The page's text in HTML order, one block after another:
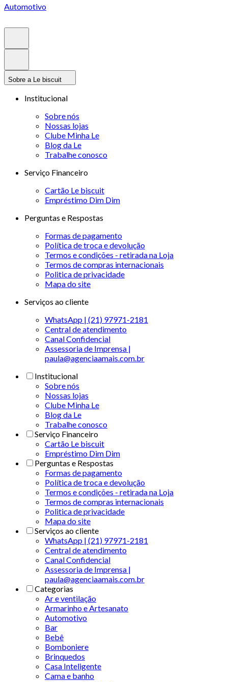
Automotivo
Sobre a Le biscuit
Institucional
Sobre nós
Nossas lojas
Clube Minha Le
Blog da Le
Trabalhe conosco
Serviço Financeiro
Cartão Le biscuit
Empréstimo Dim Dim
Perguntas e Respostas
Formas de pagamento
Política de troca e devolução
Termos e condições - retirada na Loja
Termos de compras internacionais
Politica de privacidade
Mapa do site
Serviços ao cliente
WhatsApp | (21) 97971-2181
Central de atendimento
Canal Confidencial
Assessoria de Imprensa |
paula@agenciaamais.com.br
Institucional
Sobre nós
Nossas lojas
Clube Minha Le
Blog da Le
Trabalhe conosco
Serviço Financeiro
Cartão Le biscuit
Empréstimo Dim Dim
Perguntas e Respostas
Formas de pagamento
Política de troca e devolução
Termos e condições - retirada na Loja
Termos de compras internacionais
Politica de privacidade
Mapa do site
Serviços ao cliente
WhatsApp | (21) 97971-2181
Central de atendimento
Canal Confidencial
Assessoria de Imprensa |
paula@agenciaamais.com.br
Categorias
Ar e ventilação
Armarinho e Artesanato
Automotivo
Bar
Bebê
Bomboniere
Brinquedos
Casa Inteligente
Cama e banho